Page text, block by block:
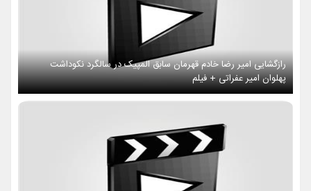
رازگشایی امیر رضا خادم قهرمان سابق المپیک در سالگرد نکوداشت
پهلوان امیر عفراتی + فیلم